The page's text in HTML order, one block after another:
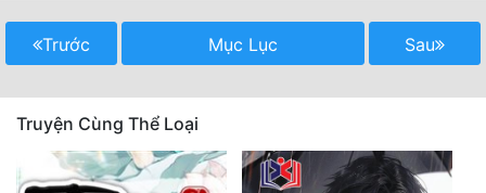
Quan Trường
Sảng Văn
Trước Mục Lục Sau
Truyện Cùng Thể Loại